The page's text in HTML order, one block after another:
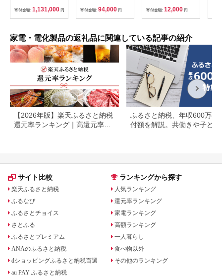
地仕様 200Vタイプ
RAS-XK2826D-W フ
ィルター自動お掃除機
人気 おすすめ 】
寄付金額: 1,131,000 円
ST3625BY(W)
寄付金額: 94,000 円 寄付金額: 12,000 円
家電・電化製品の返礼品に関連している記事の紹介
【2026年版】楽天ふるさと納税
還元率ランキング｜高還元率返
ふるさと納税、年収600万の
付額を解説。共働きや子ども
サイト比較
楽天ふるさと納税
ふるなび
ふるさとチョイス
さとふる
ふるさとプレミアム
ANAのふるさと納税
dショッピングふるさと納税百選
au PAY ふるさと納税
ランキングから探す
人気ランキング
還元率ランキング
家電ランキング
高額ランキング
一人暮らし
食べ物以外
その他のランキング